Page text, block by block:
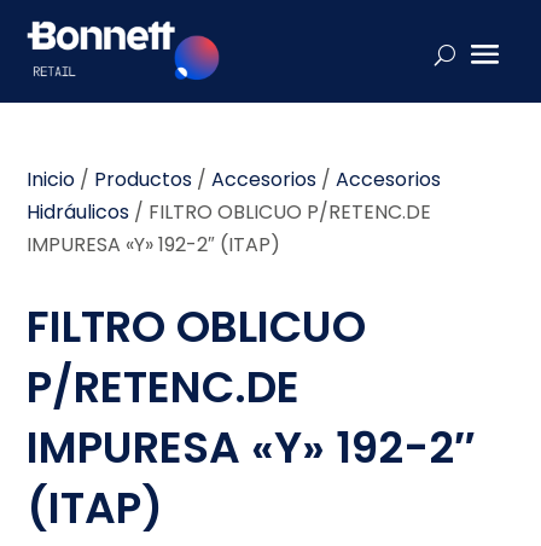
Inicio / Productos /Accesorios /Accesorios
Hidráulicos / FILTRO OBLICUO P/RETENC.DE
IMPURESA «Y» 192-2″ (ITAP)
FILTRO OBLICUO
P/RETENC.DE
IMPURESA «Y» 192-2″
(ITAP)